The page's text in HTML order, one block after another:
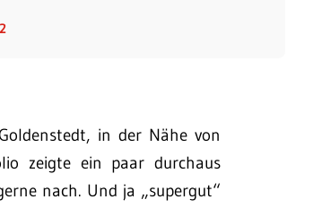
in der Nähe von
zeigte ein paar durchaus
nach. Und ja „supergut“